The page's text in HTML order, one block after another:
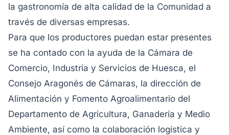
la gastronomía de alta calidad de la Comunidad a
través de diversas empresas.
Para que los productores puedan estar presentes
se ha contado con la ayuda de la Cámara de
Comercio, Industria y Servicios de Huesca, el
Consejo Aragonés de Cámaras, la dirección de
Alimentación y Fomento Agroalimentario del
Departamento de Agricultura, Ganadería y Medio
Ambiente, así como la colaboración logística y